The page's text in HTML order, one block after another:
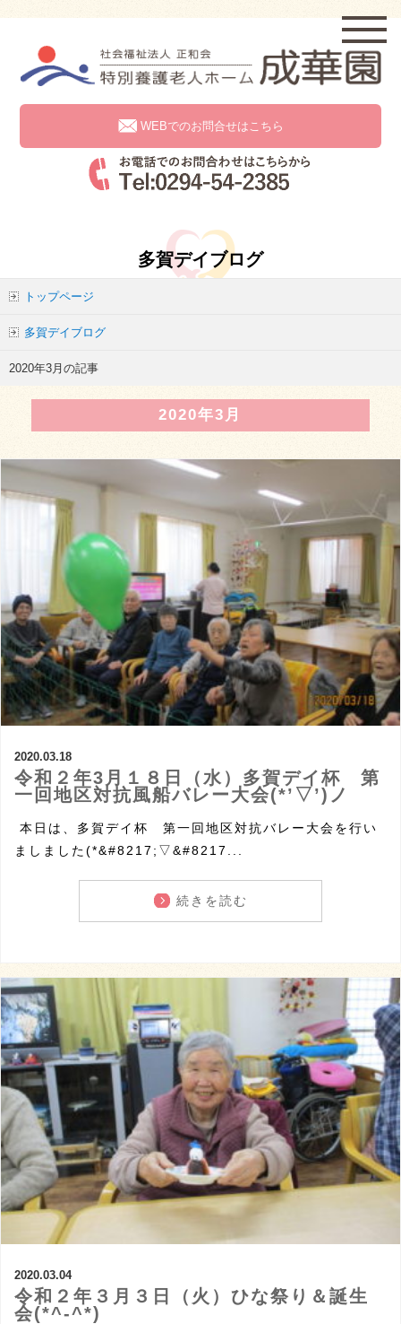
WEBでのお問合せはこちら
多賀デイブログ
トップページ
多賀デイブログ
2020年3月の記事
2020年3月
2020.03.18
令和２年3月１８日（水）多賀デイ杯 第
一回地区対抗風船バレー大会(*’▽’)ノ
本日は、多賀デイ杯 第一回地区対抗バレー大会を行い
ましました(*&#8217;▽&#8217...
続きを読む
2020.03.04
令和２年３月３日（火）ひな祭り＆誕生
会(*^-^*)